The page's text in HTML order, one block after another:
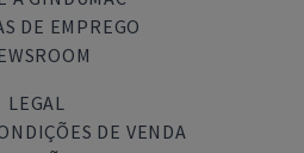
DE EMPREGO
LEGAL
DE VENDA